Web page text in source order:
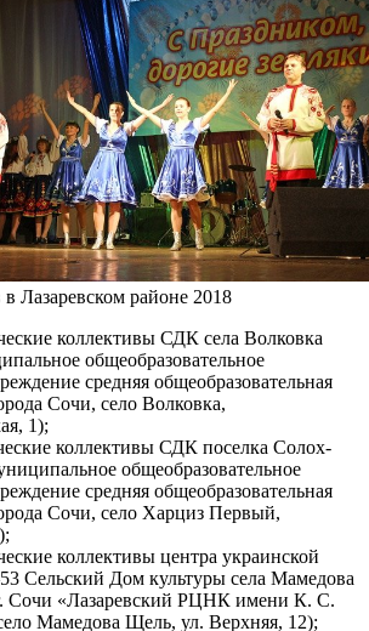
Лазаревском районе 2018
коллективы СДК села Волковка
общеобразовательное
средняя общеобразовательная
Сочи, село Волковка,
1);
коллективы СДК поселка Солох-
общеобразовательное
средняя общеобразовательная
Сочи, село Харциз Первый,
коллективы центра украинской
Сельский Дом культуры села Мамедова
«Лазаревский РЦНК имени К. С.
Мамедова Щель, ул. Верхняя, 12);